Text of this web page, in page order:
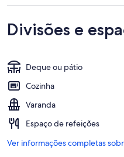
Divisões e
Deque ou pátio
Cozinha
Varanda
Espaço de refeições
Ver informações completas